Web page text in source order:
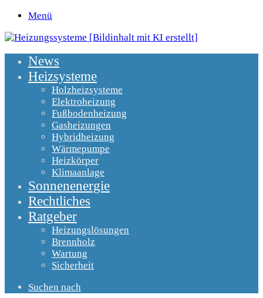
Menü
News
Heizsysteme
Holzheizsysteme
Elektroheizung
Fußbodenheizung
Gasheizungen
Hybridheizung
Wärmepumpe
Heizkörper
Klimaanlage
Sonnenenergie
Rechtliches
Ratgeber
Heizungslösungen
Brennholz
Wartung
Sicherheit
Suchen nach